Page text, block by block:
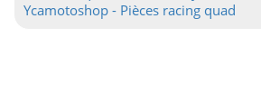
Ycamotoshop - Pièces racing quad